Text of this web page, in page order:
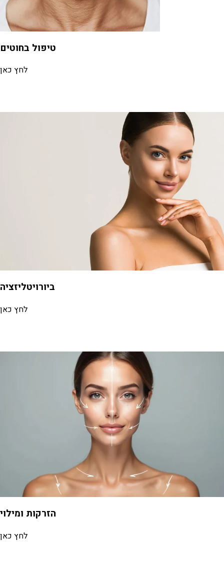
טיפול בחוטים
לחץ כאן
ביורויטליזציה
לחץ כאן
הזרקות ומילוי
לחץ כאן